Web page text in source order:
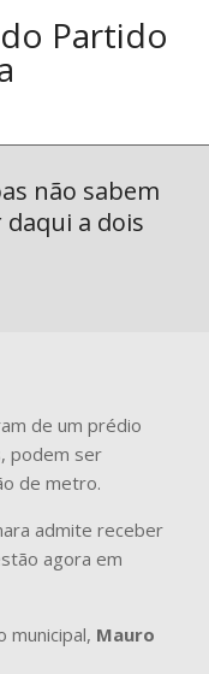
não sabem
a dois
de um prédio
podem ser
de metro.
admite receber
agora em
municipal, Mauro